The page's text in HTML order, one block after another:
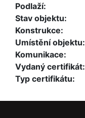
Podlaží:
Stav objektu:
Konstrukce:
Umístění objektu:
Komunikace:
Vydaný certifikát:
Typ certifikátu: